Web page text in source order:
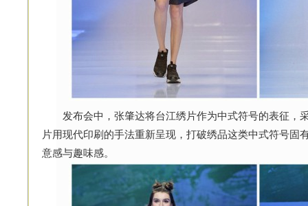
发布会中，张肇达将台江绣片作为中式符号的表征，
片用现代印刷的手法重新呈现，打破绣品这类中式符号固
意感与趣味感。